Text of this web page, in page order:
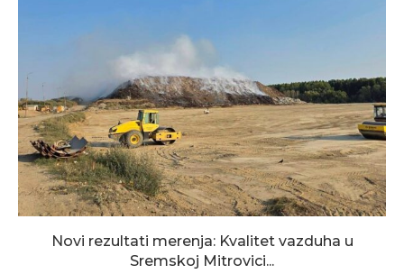
Novi rezultati merenja: Kvalitet vazduha u
Sremskoj Mitrovici...